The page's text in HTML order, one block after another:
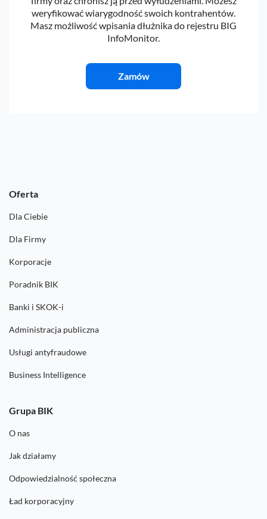
weryfikować wiarygodność swoich kontrahentów.
Masz możliwość wpisania dłużnika do rejestru BIG
InfoMonitor.
Zamów
Oferta
Dla Ciebie
Dla Firmy
Korporacje
Poradnik BIK
Banki i SKOK-i
Administracja publiczna
Usługi antyfraudowe
Business Intelligence
Grupa BIK
O nas
Jak działamy
Odpowiedzialność społeczna
Ład korporacyjny